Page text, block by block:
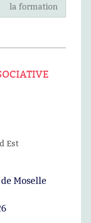
la formation
Est
Moselle